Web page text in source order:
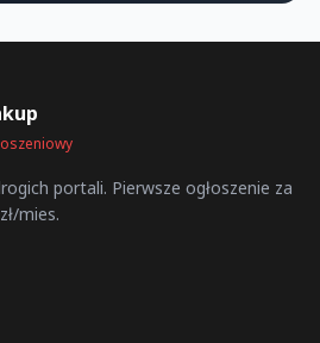
portali. Pierwsze ogłoszenie za
mies.